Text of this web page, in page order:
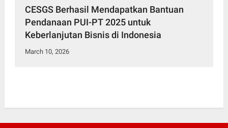
CESGS Berhasil Mendapatkan Bantuan
Pendanaan PUI-PT 2025 untuk
Keberlanjutan Bisnis di Indonesia
March 10, 2026